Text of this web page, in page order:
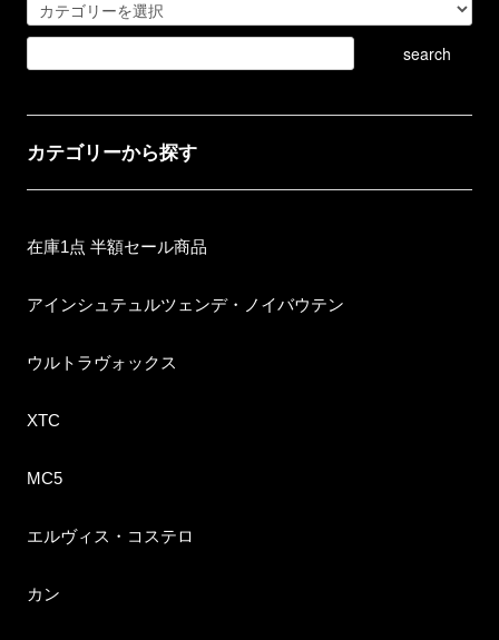
カテゴリーから探す
在庫1点 半額セール商品
アインシュテュルツェンデ・ノイバウテン
ウルトラヴォックス
XTC
MC5
エルヴィス・コステロ
カン